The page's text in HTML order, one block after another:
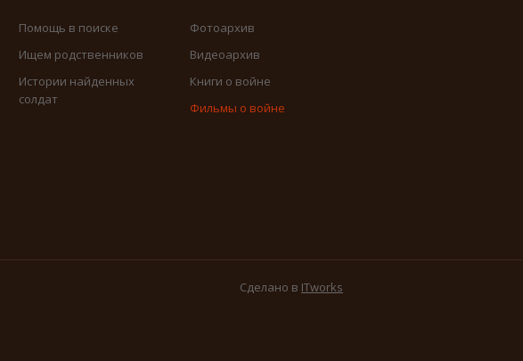
Помощь в поиске
Ищем родственников
Истории найденных
солдат
Фотоархив
Видеоархив
Книги о войне
Фильмы о войне
Сделано в ITworks